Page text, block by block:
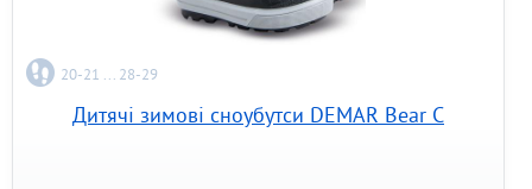
20-21 ... 28-29
Дитячі зимові сноубутси DEMAR Bear C